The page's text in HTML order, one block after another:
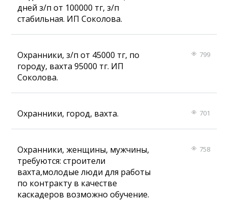
дней з/п от 100000 тг, з/п
стабильная. ИП Соколова.
Охранники, з/п от 45000 тг, по
городу, вахта 95000 тг. ИП
Соколова.
799
Охранники, город, вахта. 701
Охранники, женщины, мужчины,
требуются: строители
вахта,молодые люди для работы
по контракту в качестве
каскадеров возможно обучение.
758